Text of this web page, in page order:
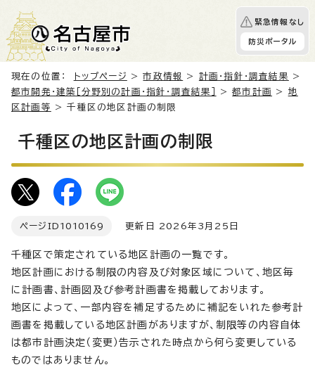
緊急情報なし
防災ポータル
現在の位置： トップページ >市政情報 > 計画・指針・調査結果
>
都市開発・建築［分野別の計画・指針・調査結果］
>都市計画 > 地
区計画等
> 千種区の地区計画の制限
千種区の地区計画の制限
ページID 1010169 更新日 2026年3月25日
千種区で策定されている地区計画の一覧です。
地区計画における制限の内容及び対象区域について、地区毎
に計画書、計画図及び参考計画書を掲載しております。
地区によって、一部内容を補足するために補記をいれた参考計
画書を掲載している地区計画がありますが、制限等の内容自体
は都市計画決定（変更）告示された時点から何ら変更している
ものではありません。